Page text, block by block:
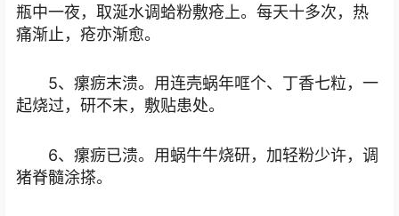
瓶中一夜，取涎水调蛤粉敷疮上。每天十多次，热
痛渐止，疮亦渐愈。
5、瘰疬末溃。用连壳蜗年哐个、丁香七粒，一
起烧过，研不末，敷贴患处。
6、瘰疬已溃。用蜗牛牛烧研，加轻粉少许，调
猪脊髓涂搽。